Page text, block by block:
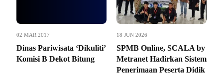
02 MAR 2017
Dinas Pariwisata ‘Dikuliti’
Komisi B Dekot Bitung
18 JUN 2026
SPMB Online, SCALA by
Metranet Hadirkan Sistem
Penerimaan Peserta Didik